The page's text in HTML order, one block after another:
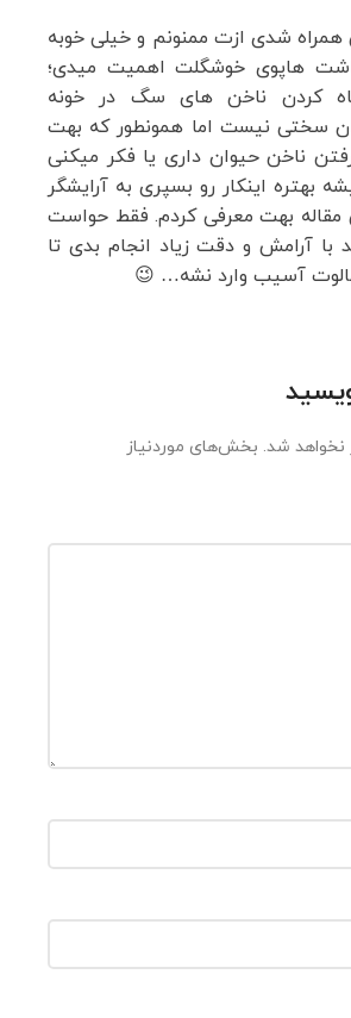
همراه شدی ازت ممنونم و خیلی خوبه
هاپوی خوشگلت اهمیت میدی؛
کردن ناخن های سگ در خونه
سختی نیست اما همونطور که بهت
ناخن حیوان داری یا فکر میکنی
بهتره اینکار رو بسپری به آرایشگر
بهت معرفی کردم. فقط حواست
با آرامش و دقت زیاد انجام بدی تا
آسیب وارد نشه… 😉
نخواهد شد. بخش‌های موردنیاز